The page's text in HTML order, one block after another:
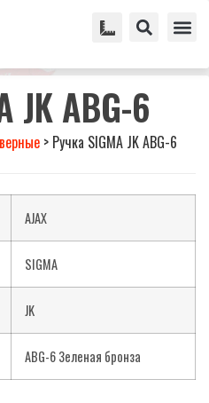
JK ABG-6
> Ручка SIGMA JK ABG-6
AJAX
SIGMA
JK
ABG-6 Зеленая бронза